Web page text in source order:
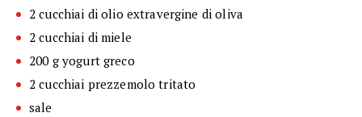
2 cucchiai di olio extravergine di oliva
2 cucchiai di miele
200 g yogurt greco
2 cucchiai prezzemolo tritato
sale